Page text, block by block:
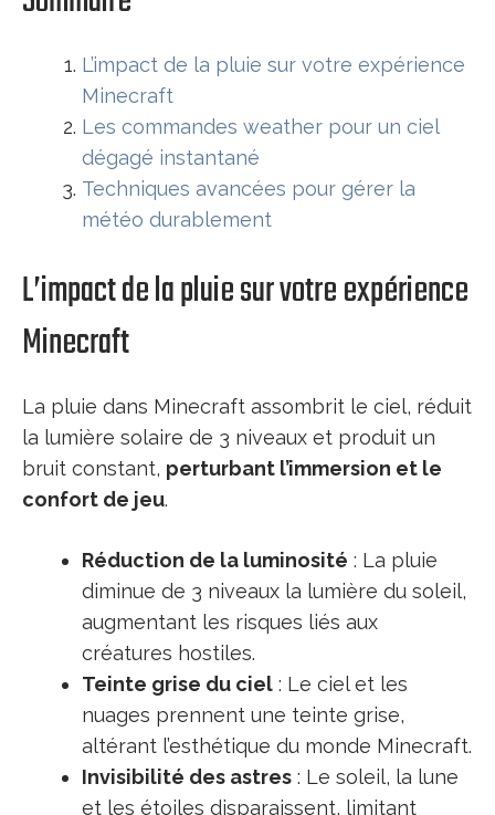
L’impact de la pluie sur votre expérience
Minecraft
Les commandes weather pour un ciel
dégagé instantané
Techniques avancées pour gérer la
météo durablement
L’impact de la pluie sur votre expérience
Minecraft
La pluie dans Minecraft assombrit le ciel, réduit
la lumière solaire de 3 niveaux et produit un
bruit constant, perturbant l’immersion et le
confort de jeu.
Réduction de la luminosité : La pluie
diminue de 3 niveaux la lumière du soleil,
augmentant les risques liés aux
créatures hostiles.
Teinte grise du ciel : Le ciel et les
nuages prennent une teinte grise,
altérant l’esthétique du monde Minecraft.
Invisibilité des astres : Le soleil, la lune
et les étoiles disparaissent, limitant